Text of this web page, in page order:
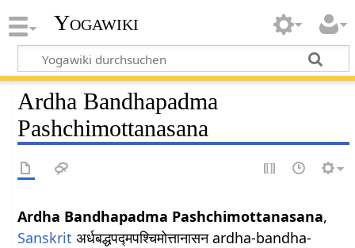
Yogawiki
Ardha Bandhapadma
Pashchimottanasana
Ardha Bandhapadma Pashchimottanasana,
Sanskrit अर्धबद्धपद्मपश्चिमोत्तानासन ardha-bandha-